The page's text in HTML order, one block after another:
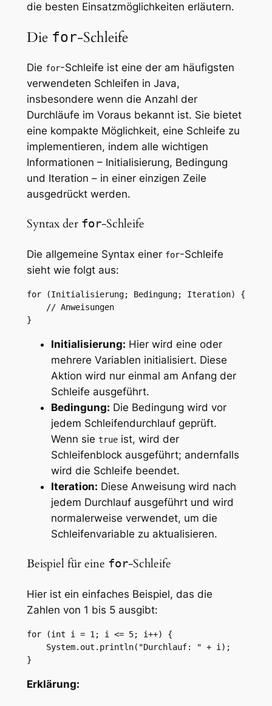
die besten Einsatzmöglichkeiten erläutern.
Die for-Schleife
Die for-Schleife ist eine der am häufigsten
verwendeten Schleifen in Java,
insbesondere wenn die Anzahl der
Durchläufe im Voraus bekannt ist. Sie bietet
eine kompakte Möglichkeit, eine Schleife zu
implementieren, indem alle wichtigen
Informationen – Initialisierung, Bedingung
und Iteration – in einer einzigen Zeile
ausgedrückt werden.
Syntax der for-Schleife
Die allgemeine Syntax einer for-Schleife
sieht wie folgt aus:
for (Initialisierung; Bedingung; Iteration) {
}
Initialisierung: Hier wird eine oder
mehrere Variablen initialisiert. Diese
Aktion wird nur einmal am Anfang der
Schleife ausgeführt.
Bedingung: Die Bedingung wird vor
jedem Schleifendurchlauf geprüft.
Wenn sie trueist, wird der
Schleifenblock ausgeführt; andernfalls
wird die Schleife beendet.
Iteration: Diese Anweisung wird nach
jedem Durchlauf ausgeführt und wird
normalerweise verwendet, um die
Schleifenvariable zu aktualisieren.
Beispiel für eine for-Schleife
Hier ist ein einfaches Beispiel, das die
Zahlen von 1 bis 5 ausgibt:
for (int i = 1; i <= 5; i++) {
}
Erklärung: